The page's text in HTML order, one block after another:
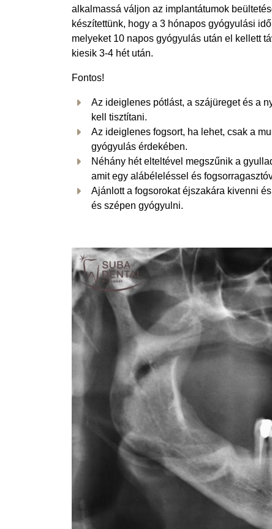
alkalmassá váljon az implantátumok
készítettünk, hogy a 3 hónapos gyógyulási
melyeket 10 napos gyógyulás után el kellett
kiesik 3-4 hét után.
Fontos!
Az ideiglenes pótlást, a szájüreget és a
kell tisztítani.
Az ideiglenes fogsort, ha lehet, csak a
gyógyulás érdekében.
Néhány hét elteltével megszűnik a
amit egy alábéleléssel és
Ajánlott a fogsorokat éjszakára kivenni
és szépen gyógyulni.